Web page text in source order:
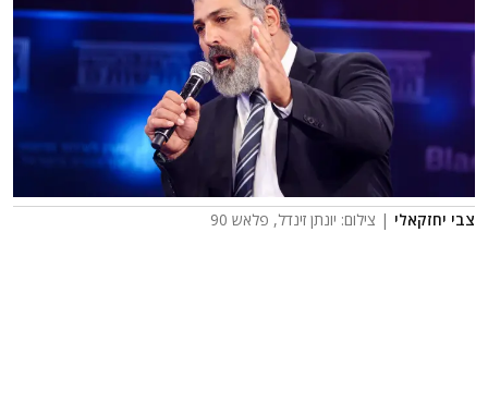
צבי יחזקאלי | צילום: יונתן זינדל, פלאש 90